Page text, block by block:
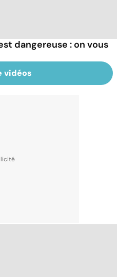
dangereuse : on vous
vidéos